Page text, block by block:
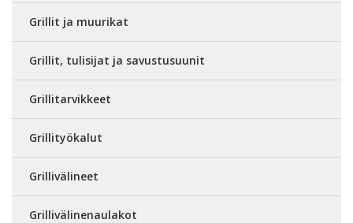
Grillit ja muurikat
Grillit, tulisijat ja savustusuunit
Grillitarvikkeet
Grillityökalut
Grillivälineet
Grillivälinenaulakot